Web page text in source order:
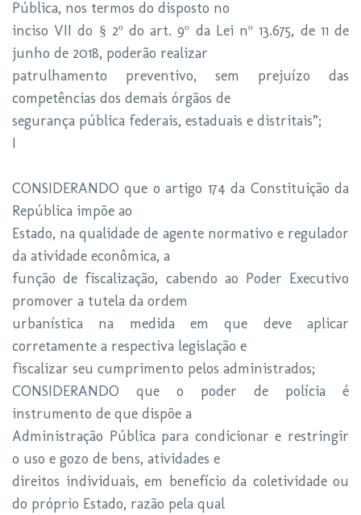
Pública, nos termos do disposto no
inciso VII do § 2º do art. 9º da Lei nº 13.675, de 11 de
junho de 2018, poderão realizar
patrulhamento preventivo, sem prejuízo das
competências dos demais órgãos de
segurança pública federais, estaduais e distritais”;
I
CONSIDERANDO que o artigo 174 da Constituição da
República impõe ao
Estado, na qualidade de agente normativo e regulador
da atividade econômica, a
função de fiscalização, cabendo ao Poder Executivo
promover a tutela da ordem
urbanística na medida em que deve aplicar
corretamente a respectiva legislação e
fiscalizar seu cumprimento pelos administrados;
CONSIDERANDO que o poder de polícia é
instrumento de que dispõe a
Administração Pública para condicionar e restringir
o uso e gozo de bens, atividades e
direitos individuais, em benefício da coletividade ou
do próprio Estado, razão pela qual